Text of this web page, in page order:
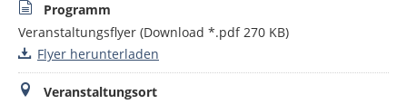
Programm
Veranstaltungsflyer (Download *.pdf 270 KB)
Flyer herunterladen
Veranstaltungsort